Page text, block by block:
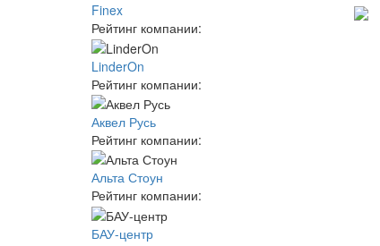
Finex
Рейтинг компании:
LinderOn
Рейтинг компании:
Аквел Русь
Рейтинг компании:
Альта Стоун
Рейтинг компании:
БАУ-центр